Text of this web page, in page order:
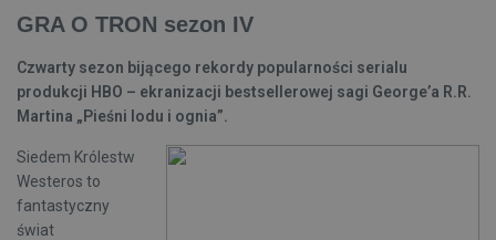
GRA O TRON sezon IV
Czwarty sezon bijącego rekordy popularności serialu
produkcji HBO – ekranizacji bestsellerowej sagi George’a R.R.
Martina „Pieśni lodu i ognia”.
Siedem Królestw
Westeros to
fantastyczny
świat